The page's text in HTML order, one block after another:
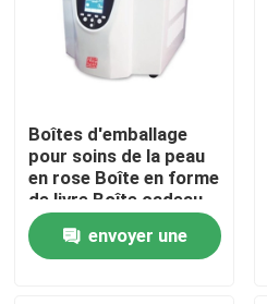
Boîtes d'emballage
pour soins de la peau
en rose Boîte en forme
de livre Boîte cadeau
cosmétique Boîte en
papier magnétique
pour soins de la peau
envoyer une